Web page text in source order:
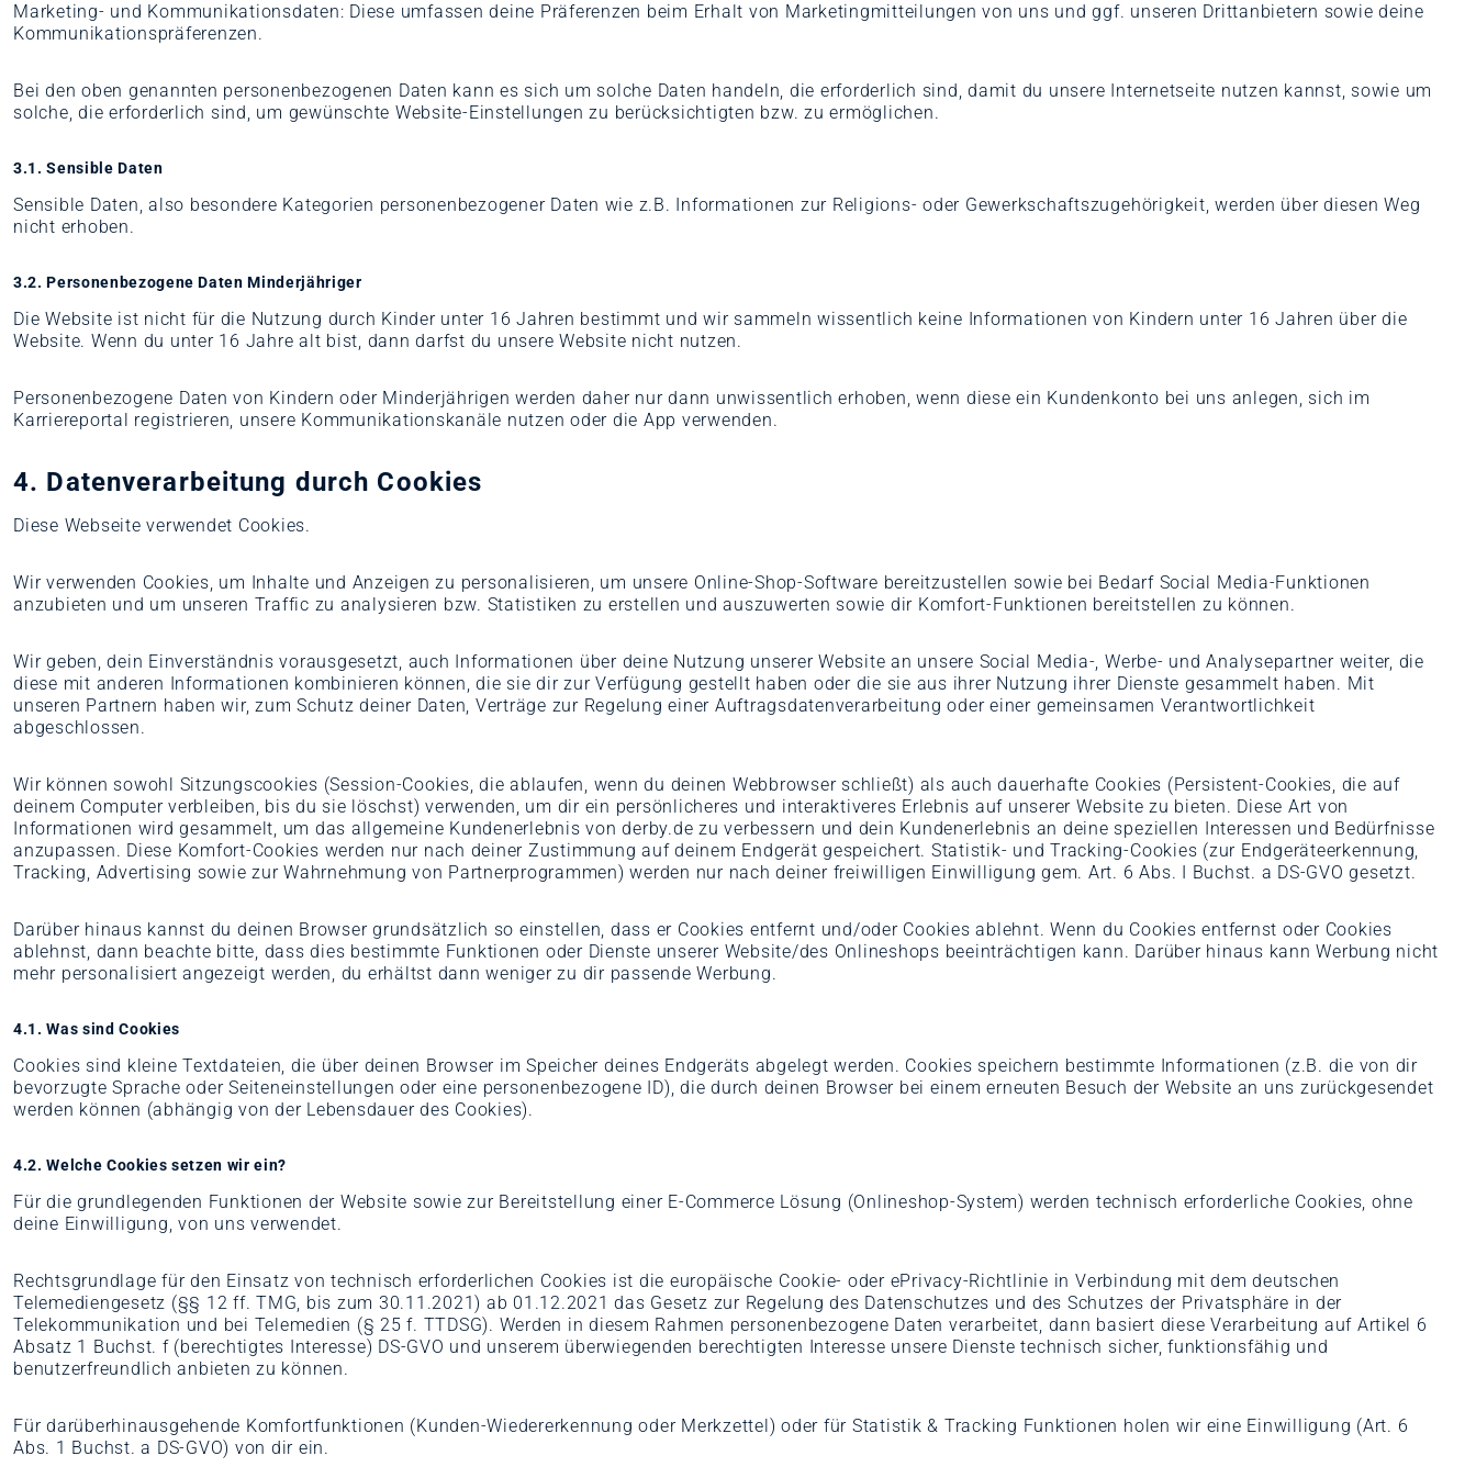
Marketing- und Kommunikationsdaten: Diese umfassen deine Präferenzen beim Erhalt von Marketingmitteilungen von uns und ggf. unseren Drittanbietern sowie deine
Kommunikationspräferenzen.
Bei den oben genannten personenbezogenen Daten kann es sich um solche Daten handeln, die erforderlich sind, damit du unsere Internetseite nutzen kannst, sowie um
solche, die erforderlich sind, um gewünschte Website-Einstellungen zu berücksichtigten bzw. zu ermöglichen.
3.1. Sensible Daten
Sensible Daten, also besondere Kategorien personenbezogener Daten wie z.B. Informationen zur Religions- oder Gewerkschaftszugehörigkeit, werden über diesen Weg
nicht erhoben.
3.2. Personenbezogene Daten Minderjähriger
Die Website ist nicht für die Nutzung durch Kinder unter 16 Jahren bestimmt und wir sammeln wissentlich keine Informationen von Kindern unter 16 Jahren über die
Website. Wenn du unter 16 Jahre alt bist, dann darfst du unsere Website nicht nutzen.
Personenbezogene Daten von Kindern oder Minderjährigen werden daher nur dann unwissentlich erhoben, wenn diese ein Kundenkonto bei uns anlegen, sich im
Karriereportal registrieren, unsere Kommunikationskanäle nutzen oder die App verwenden.
4. Datenverarbeitung durch Cookies
Diese Webseite verwendet Cookies.
Wir verwenden Cookies, um Inhalte und Anzeigen zu personalisieren, um unsere Online-Shop-Software bereitzustellen sowie bei Bedarf Social Media-Funktionen
anzubieten und um unseren Traffic zu analysieren bzw. Statistiken zu erstellen und auszuwerten sowie dir Komfort-Funktionen bereitstellen zu können.
Wir geben, dein Einverständnis vorausgesetzt, auch Informationen über deine Nutzung unserer Website an unsere Social Media-, Werbe- und Analysepartner weiter, die
diese mit anderen Informationen kombinieren können, die sie dir zur Verfügung gestellt haben oder die sie aus ihrer Nutzung ihrer Dienste gesammelt haben. Mit
unseren Partnern haben wir, zum Schutz deiner Daten, Verträge zur Regelung einer Auftragsdatenverarbeitung oder einer gemeinsamen Verantwortlichkeit
abgeschlossen.
Wir können sowohl Sitzungscookies (Session-Cookies, die ablaufen, wenn du deinen Webbrowser schließt) als auch dauerhafte Cookies (Persistent-Cookies, die auf
deinem Computer verbleiben, bis du sie löschst) verwenden, um dir ein persönlicheres und interaktiveres Erlebnis auf unserer Website zu bieten. Diese Art von
Informationen wird gesammelt, um das allgemeine Kundenerlebnis von derby.de zu verbessern und dein Kundenerlebnis an deine speziellen Interessen und Bedürfnisse
anzupassen. Diese Komfort-Cookies werden nur nach deiner Zustimmung auf deinem Endgerät gespeichert. Statistik- und Tracking-Cookies (zur Endgeräteerkennung,
Tracking, Advertising sowie zur Wahrnehmung von Partnerprogrammen) werden nur nach deiner freiwilligen Einwilligung gem. Art. 6 Abs. I Buchst. a DS-GVO gesetzt.
Darüber hinaus kannst du deinen Browser grundsätzlich so einstellen, dass er Cookies entfernt und/oder Cookies ablehnt. Wenn du Cookies entfernst oder Cookies
ablehnst, dann beachte bitte, dass dies bestimmte Funktionen oder Dienste unserer Website/des Onlineshops beeinträchtigen kann. Darüber hinaus kann Werbung nicht
mehr personalisiert angezeigt werden, du erhältst dann weniger zu dir passende Werbung.
4.1. Was sind Cookies
Cookies sind kleine Textdateien, die über deinen Browser im Speicher deines Endgeräts abgelegt werden. Cookies speichern bestimmte Informationen (z.B. die von dir
bevorzugte Sprache oder Seiteneinstellungen oder eine personenbezogene ID), die durch deinen Browser bei einem erneuten Besuch der Website an uns zurückgesendet
werden können (abhängig von der Lebensdauer des Cookies).
4.2. Welche Cookies setzen wir ein?
Für die grundlegenden Funktionen der Website sowie zur Bereitstellung einer E-Commerce Lösung (Onlineshop-System) werden technisch erforderliche Cookies, ohne
deine Einwilligung, von uns verwendet.
Rechtsgrundlage für den Einsatz von technisch erforderlichen Cookies ist die europäische Cookie- oder ePrivacy-Richtlinie in Verbindung mit dem deutschen
Telemediengesetz (§§ 12 ff. TMG, bis zum 30.11.2021) ab 01.12.2021 das Gesetz zur Regelung des Datenschutzes und des Schutzes der Privatsphäre in der
Telekommunikation und bei Telemedien (§ 25 f. TTDSG). Werden in diesem Rahmen personenbezogene Daten verarbeitet, dann basiert diese Verarbeitung auf Artikel 6
Absatz 1 Buchst. f (berechtigtes Interesse) DS-GVO und unserem überwiegenden berechtigten Interesse unsere Dienste technisch sicher, funktionsfähig und
benutzerfreundlich anbieten zu können.
Für darüberhinausgehende Komfortfunktionen (Kunden-Wiedererkennung oder Merkzettel) oder für Statistik & Tracking Funktionen holen wir eine Einwilligung (Art. 6
Abs. 1 Buchst. a DS-GVO) von dir ein.